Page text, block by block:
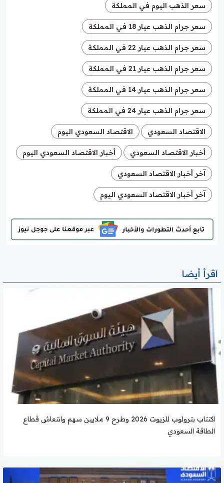
سعر الذهب اليوم في المملكة
سعر جرام الذهب عيار 18 في المملكة
سعر جرام الذهب عيار 22 في المملكة
سعر جرام الذهب عيار 21 في المملكة
سعر جرام الذهب عيار 14 في المملكة
سعر جرام الذهب عيار 24 في المملكة
الاقتصاد السعودي الاقتصاد السعودي اليوم
أخبار الاقتصاد السعودي أخبار الاقتصاد السعودي اليوم
آخر أخبار الاقتصاد السعودي
آخر أخبار الاقتصاد السعودي اليوم
اقرأ أيضا
اكتتاب بترولوب للزيوت 2026 وطرح 9 ملايين سهم وانتعاش قطاع
الطاقة السعودي